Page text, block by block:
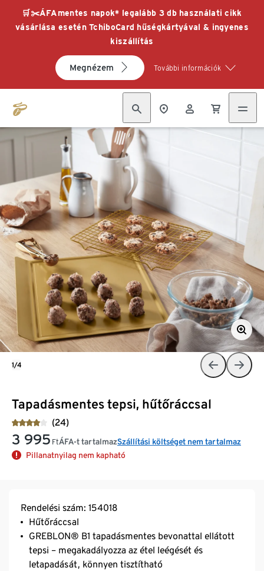
🛒✂️ÁFAmentes napok* legalább 3 db használati cikk
vásárlása esetén TchiboCard hűségkártyával & ingyenes
kiszállítás
Megnézem További információk
Tapadásmentes tepsi, hűtőráccsal
(24)
3 995 FtÁFA-t tartalmazSzállítási költséget nem tartalmaz
Pillanatnyilag nem kapható
1/4
Rendelési szám: 154018
Hűtőráccsal
GREBLON® B1 tapadásmentes bevonattal ellátott
tepsi – megakadályozza az étel leégését és
letapadását, könnyen tisztítható